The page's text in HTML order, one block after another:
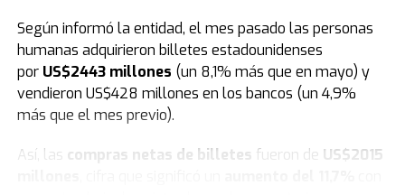
las ciudades en una gran peregrinación para anunciar
oficialmente el inicio de esta nueva edición.
Según informó la entidad, el mes pasado las personas
humanas adquirieron billetes estadounidenses
por US$2443 millones (un 8,1% más que en mayo) y
vendieron US$428 millones en los bancos (un 4,9%
más que el mes previo).
Así, las compras netas de billetes fueron de US$2015